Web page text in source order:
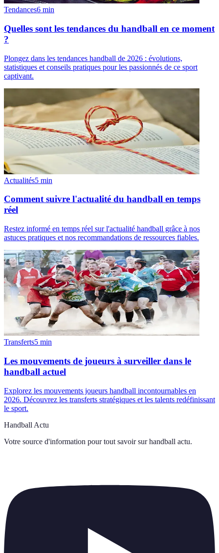
Tendances6 min
Quelles sont les tendances du handball en ce moment
?
Plongez dans les tendances handball de 2026 : évolutions,
statistiques et conseils pratiques pour les passionnés de ce sport
captivant.
Actualités5 min
Comment suivre l'actualité du handball en temps
réel
Restez informé en temps réel sur l'actualité handball grâce à nos
astuces pratiques et nos recommandations de ressources fiables.
Transferts5 min
Les mouvements de joueurs à surveiller dans le
handball actuel
Explorez les mouvements joueurs handball incontournables en
2026. Découvrez les transferts stratégiques et les talents redéfinissant
le sport.
Handball Actu
Votre source d'information pour tout savoir sur handball actu.